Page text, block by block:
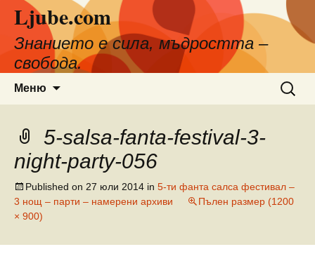
съдържанието
Ljube.com
Знанието е сила, мъдростта –
свобода.
Меню
за:
5-salsa-fanta-festival-3-
night-party-056
Published on 27 юли 2014 in 5-ти фанта салса фестивал –
3 нощ – парти – намерени архиви
Пълен размер (1200
× 900)